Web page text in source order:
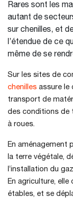
Rares sont les
autant de
sur chenilles, et
l’étendue de ce
même de se
Sur les sites de
chenilles assure le
transport de
des conditions de
à roues.
En aménagement
la terre végétale,
l’installation du
En agriculture,
étables, et se